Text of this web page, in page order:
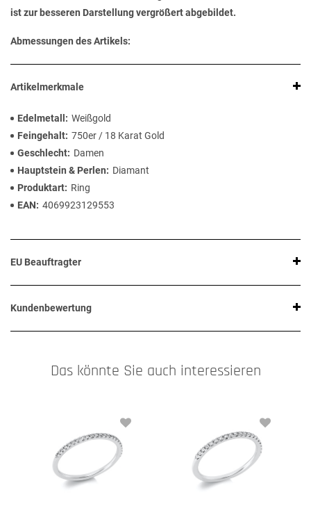
ist zur besseren Darstellung vergrößert abgebildet.
Abmessungen des Artikels:
Artikelmerkmale
Edelmetall
Weißgold
Feingehalt 750er / 18 Karat Gold
Geschlecht
Damen
Hauptstein & Perlen
Diamant
Produktart
Ring
EAN
4069923129553
EU Beauftragter
Kundenbewertung
Das könnte Sie auch interessieren